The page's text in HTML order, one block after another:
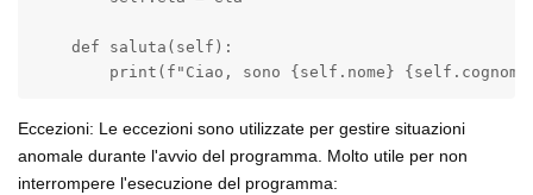
    def saluta(self):
print(f"Ciao, sono {self.nome}
Eccezioni: Le eccezioni sono utilizzate per gestire situazioni
anomale durante l'avvio del programma. Molto utile per non
interrompere l'esecuzione del programma: